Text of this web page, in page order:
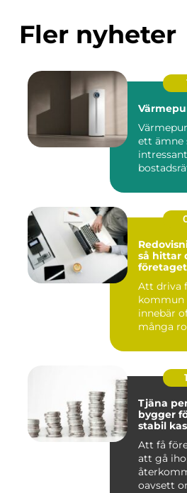
Fler nyheter
ett ämne
så hittar
Att driva
kommun
innebär
många
Tjäna
bygger
stabil
Att få
att gå
oavsett